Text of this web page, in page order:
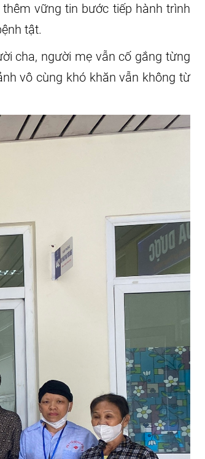
vững tin bước tiếp hành trình
tật.
cha, người mẹ vẫn cố gắng từng
vô cùng khó khăn vẫn không từ